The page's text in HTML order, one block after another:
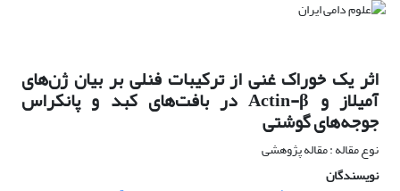
اثر یک خوراک غنی از ترکیبات فنلی بر بیان ژن‌های
آمیلاز و Actin-β در بافت‌های کبد و پانکراس
جوجه‌های گوشتی
نوع مقاله : مقاله پژوهشی
نویسندگان